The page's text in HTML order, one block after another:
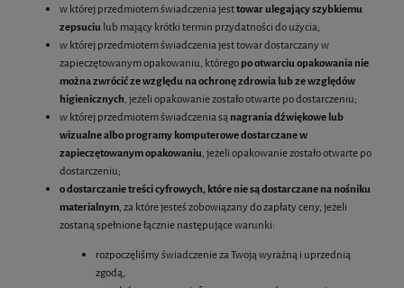
w której przedmiotem świadczenia jesttowar ulegający szybkiemu
zepsuciulub mający krótki termin przydatności do użycia;
w której przedmiotem świadczenia jest towar dostarczany w
zapieczętowanym opakowaniu, któregopo otwarciu opakowania nie
można zwrócić ze względu na ochronę zdrowia lub ze względów
higienicznych, jeżeli opakowanie zostało otwarte po dostarczeniu;
w której przedmiotem świadczenia sąnagrania dźwiękowe lub
wizualne albo programy komputerowe dostarczane w
zapieczętowanym opakowaniu, jeżeli opakowanie zostało otwarte po
dostarczeniu;
o dostarczanie treści cyfrowych, które nie są dostarczane na nośniku
materialnym, za które jesteś zobowiązany do zapłaty ceny, jeżeli
zostaną spełnione łącznie następujące warunki:
rozpoczęliśmy świadczenie za Twoją wyraźną i uprzednią
zgodą,